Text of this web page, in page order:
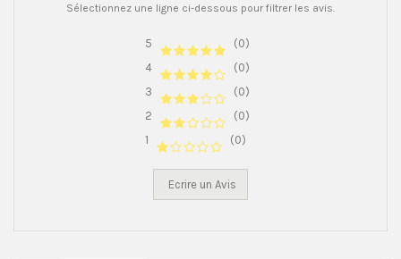
Sélectionnez une ligne ci-dessous pour filtrer les avis.
5
(0)
4
(0)
3
(0)
2
(0)
1
(0)
Ecrire un Avis